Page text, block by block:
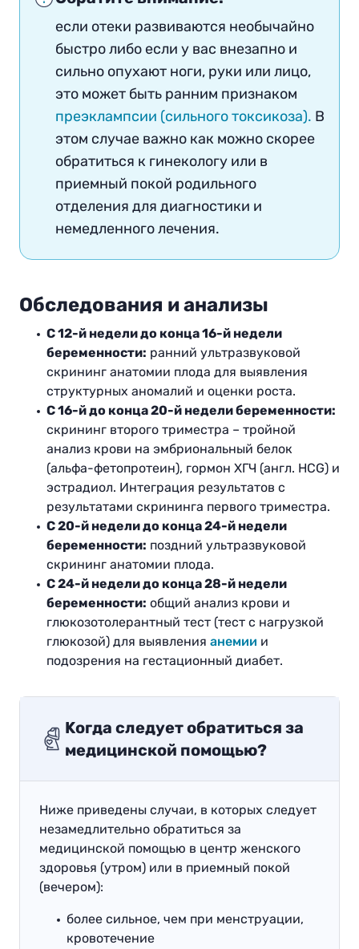
если отеки развиваются необычайно
быстро либо если у вас внезапно и
сильно опухают ноги, руки или лицо,
это может быть ранним признаком
преэклампсии (сильного токсикоза). В
этом случае важно как можно скорее
обратиться к гинекологу или в
приемный покой родильного
отделения для диагностики и
немедленного лечения.
Обследования и анализы
С 12-й недели до конца 16-й недели
беременности: ранний ультразвуковой
скрининг анатомии плода для выявления
структурных аномалий и оценки роста.
С 16-й до конца 20-й недели беременности:
скрининг второго триместра – тройной
анализ крови на эмбриональный белок
(альфа-фетопротеин), гормон ХГЧ (англ. HCG) и
эстрадиол. Интеграция результатов с
результатами скрининга первого триместра.
С 20-й недели до конца 24-й недели
беременности: поздний ультразвуковой
скрининг анатомии плода.
С 24-й недели до конца 28-й недели
беременности: общий анализ крови и
глюкозотолерантный тест (тест с нагрузкой
глюкозой) для выявления анемии и
подозрения на гестационный диабет.
Kогда следует обратиться за
медицинской помощью?
Ниже приведены случаи, в которых следует
незамедлительно обратиться за
медицинской помощью в центр женского
здоровья (утром) или в приемный покой
(вечером):
более сильное, чем при менструации,
кровотечение